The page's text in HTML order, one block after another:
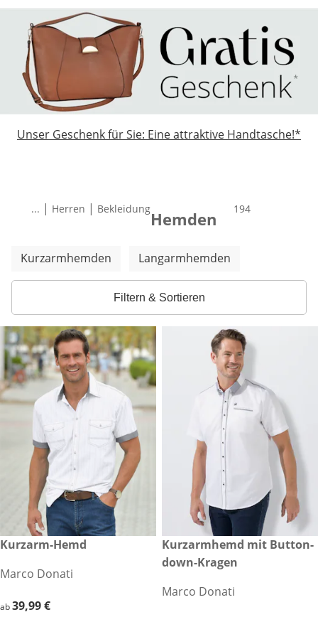
Unser Geschenk für Sie: Eine attraktive Handtasche!*
... | Herren | BekleidungHemden Total number of
194
Weitere Kategorien überspringen
Kurzarmhemden Langarmhemden
Filtern & Sortieren
39,99 €
Kurzarm-Hemd
Marco Donati
39,99 €
ab39,99 €
29,99 €
Kurzarmhemd mit Button-
down-Kragen
Marco Donati